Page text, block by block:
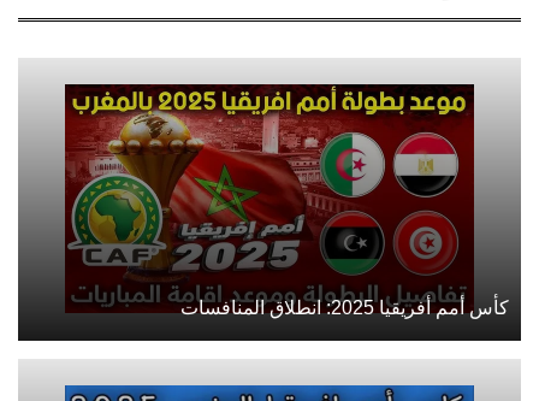
كأس أمم أفريقيا 2025: انطلاق المنافسات